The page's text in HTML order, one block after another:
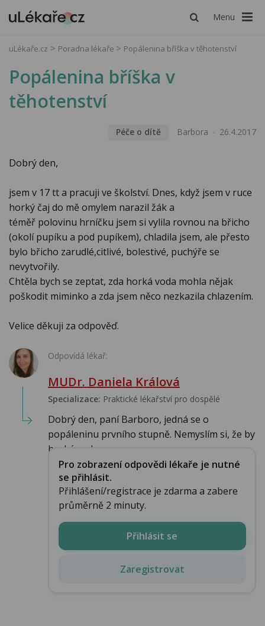
Menu
uLékaře.cz Poradna lékaře Popálenina bříška v těhotenství
Popálenina bříška v
těhotenství
Péče o dítě Barbora 26.4.2017
Dobrý den,
jsem v 17 tt a pracuji ve školství. Dnes, když jsem v ruce
horký čaj do mě omylem narazil žák a
téměř polovinu hrníčku jsem si vylila rovnou na břicho
(okolí pupíku a pod pupíkem), chladila jsem, ale přesto
bylo břicho zarudlé,citlivé, bolestivé, puchýře se
nevytvořily.
Chtěla bych se zeptat, zda horká voda mohla nějak
poškodit miminko a zda jsem něco nezkazila chlazením.
Velice děkuji za odpověď.
Odpovídá lékař:
MUDr. Daniela Králová
Specializace: Praktické lékařství pro dospělé
Dobrý den, paní Barboro, jedná se o
popáleninu prvního stupně. Nemyslím si, že by
horká vod...
Pro zobrazení odpovědi lékaře je nutné
se přihlásit.
Přihlášení/registrace je zdarma a zabere
průměrně 2 minuty.
Přihlásit se
Zaregistrovat